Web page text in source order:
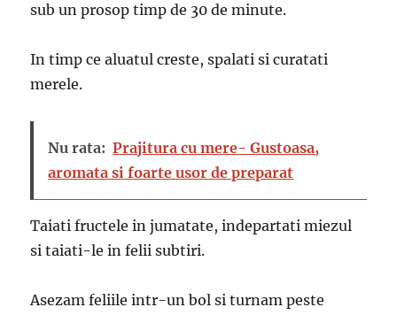
sub un prosop timp de 30 de minute.
In timp ce aluatul creste, spalati si curatati
merele.
Nu rata: Prajitura cu mere- Gustoasa,
aromata si foarte usor de preparat
Taiati fructele in jumatate, indepartati miezul
si taiati-le in felii subtiri.
Asezam feliile intr-un bol si turnam peste